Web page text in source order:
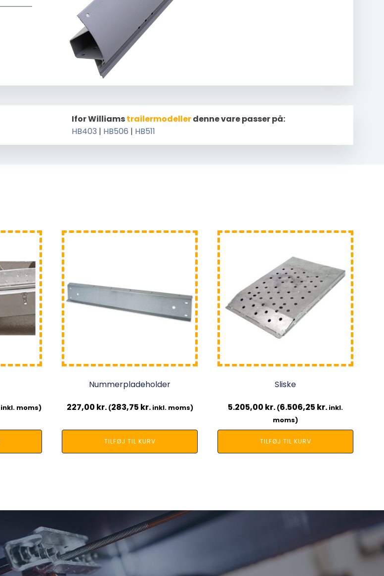
Ifor Williamstrailermodellerdenne vare passer på:
HB403 | HB506 | HB511
inkl. moms)
Nummerpladeholder
227,00 kr. (283,75 kr.inkl. moms)
TILFØJ TIL KURV
Sliske
5.205,00 kr. (6.506,25 kr. inkl.
moms)
TILFØJ TIL KURV